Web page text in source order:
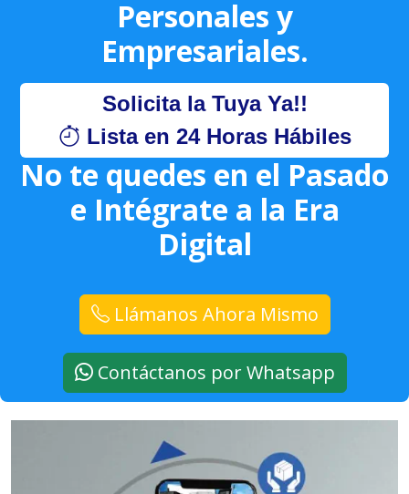
Personales y
Empresariales.
Solicita la Tuya Ya!!
Lista en 24 Horas Hábiles
No te quedes en el Pasado
e Intégrate a la Era
Digital
Llámanos Ahora Mismo
Contáctanos por Whatsapp